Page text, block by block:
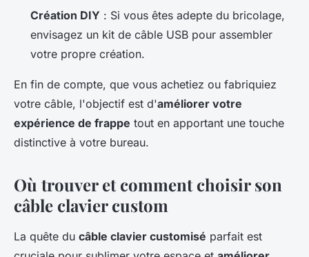
Création DIY : Si vous êtes adepte du bricolage,
envisagez un kit de câble USB pour assembler
votre propre création.
En fin de compte, que vous achetiez ou fabriquiez
votre câble, l'objectif est d'améliorer votre
expérience de frappe tout en apportant une touche
distinctive à votre bureau.
Où trouver et comment choisir son
câble clavier custom
La quête du câble clavier customisé parfait est